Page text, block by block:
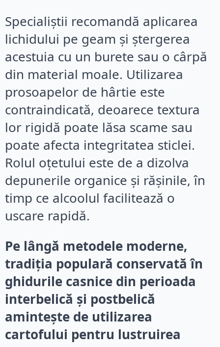
Specialiștii recomandă aplicarea
lichidului pe geam și ștergerea
acestuia cu un burete sau o cârpă
din material moale. Utilizarea
prosoapelor de hârtie este
contraindicată, deoarece textura
lor rigidă poate lăsa scame sau
poate afecta integritatea sticlei.
Rolul oțetului este de a dizolva
depunerile organice și rășinile, în
timp ce alcoolul facilitează o
uscare rapidă.
Pe lângă metodele moderne,
tradiția populară conservată în
ghidurile casnice din perioada
interbelică și postbelică
amintește de utilizarea
cartofului pentru lustruirea